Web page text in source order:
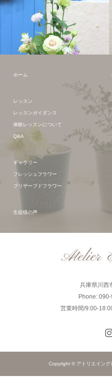
ホーム
レッスン
レッスンガイダンス
体験レッスンについて
Q&A
ギャラリー
フレッシュフラワー
プリザーブドフラワー
生徒様の声
兵庫県川西
Phone:
営業時間/9:00-
Copyright © アトリエイン